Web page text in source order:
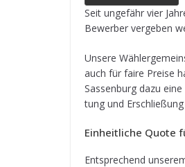
e
b
o
o
k
e
n
g
e
r
ts
A
p
p
Seit unge­fähr vier
Bewer­ber ver­ge­ben
Unsere
auch für faire Preise
Sas­sen­burg dazu eine
tung und
Ein­heit­li­che Quote
Ent­spre­chend